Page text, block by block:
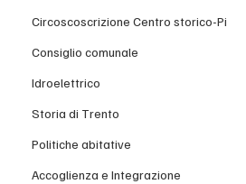
Circoscoscrizione Centro storico-Pi
Consiglio comunale
Idroelettrico
Storia di Trento
Politiche abitative
Accoglienza e Integrazione